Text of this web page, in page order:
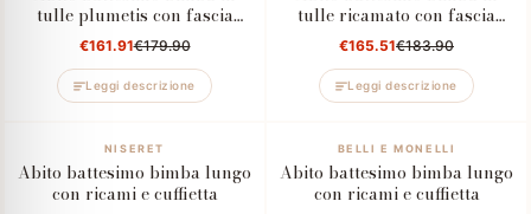
tulle plumetis con fascia
rosa cipria
€161.91€179.90
Leggi descrizione
tulle ricamato con fascia
verde salvia
€165.51€183.90
Leggi descrizione
NISERET
Abito battesimo bimba lungo
con ricami e cuffietta
BELLI E MONELLI
Abito battesimo bimba lungo
con ricami e cuffietta